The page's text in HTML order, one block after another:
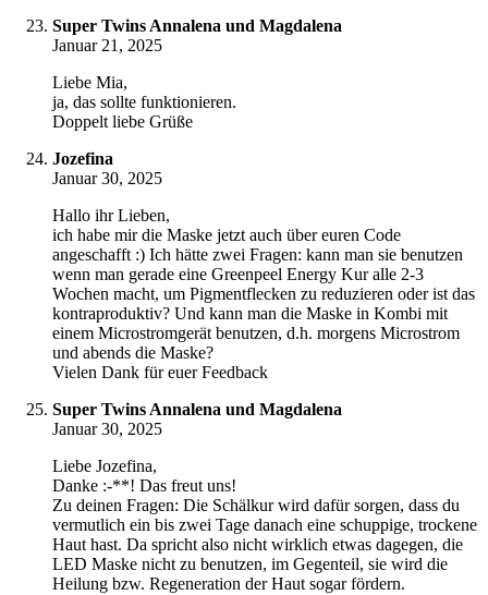
Super Twins Annalena und Magdalena
Januar 21, 2025
Liebe Mia,
ja, das sollte funktionieren.
Doppelt liebe Grüße
Jozefina
Januar 30, 2025
Hallo ihr Lieben,
ich habe mir die Maske jetzt auch über euren Code
angeschafft :) Ich hätte zwei Fragen: kann man sie benutzen
wenn man gerade eine Greenpeel Energy Kur alle 2-3
Wochen macht, um Pigmentflecken zu reduzieren oder ist das
kontraproduktiv? Und kann man die Maske in Kombi mit
einem Microstromgerät benutzen, d.h. morgens Microstrom
und abends die Maske?
Vielen Dank für euer Feedback
Super Twins Annalena und Magdalena
Januar 30, 2025
Liebe Jozefina,
Danke :-**! Das freut uns!
Zu deinen Fragen: Die Schälkur wird dafür sorgen, dass du
vermutlich ein bis zwei Tage danach eine schuppige, trockene
Haut hast. Da spricht also nicht wirklich etwas dagegen, die
LED Maske nicht zu benutzen, im Gegenteil, sie wird die
Heilung bzw. Regeneration der Haut sogar fördern.